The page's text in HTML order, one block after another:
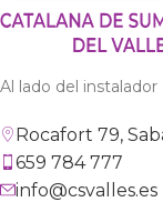
Al lado del instalador
Rocafort 79,
659 784 777
info@csvalles.es